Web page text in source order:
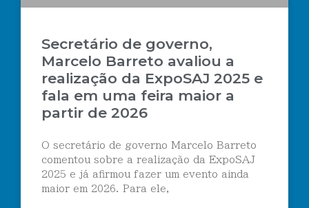
Secretário de governo,
Marcelo Barreto avaliou a
realização da ExpoSAJ 2025 e
fala em uma feira maior a
partir de 2026
O secretário de governo Marcelo Barreto
comentou sobre a realização da ExpoSAJ
2025 e já afirmou fazer um evento ainda
maior em 2026. Para ele,